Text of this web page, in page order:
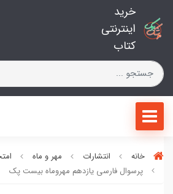
خرید
اینترنتی
کتاب
خانه انتشارات مهر و ماه
پرسوال فارسی یازدهم مهروماه بیست پک